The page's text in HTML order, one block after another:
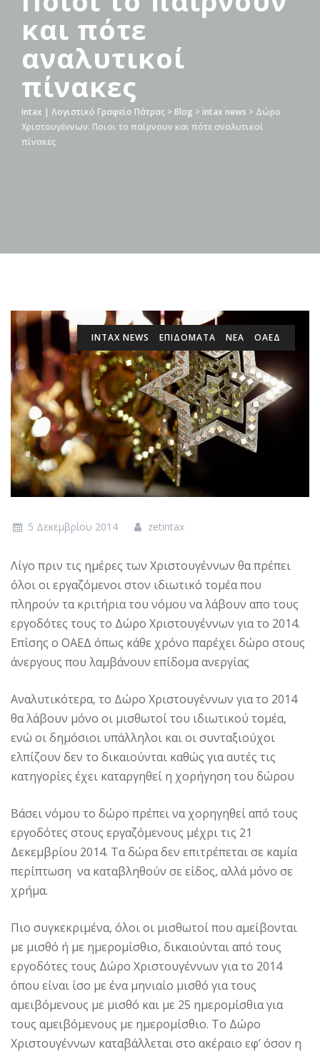
και πότε
αναλυτικοί
πίνακες
Intax | Λογιστικό Γραφείο Πάτρας > Blog > intax news > Δώρο
Χριστουγέννων: Ποιοι το παίρνουν και πότε αναλυτικοί
πίνακες
INTAX NEWS ΕΠΙΔΌΜΑΤΑ ΝΕΑ ΟΑΕΔ
5 Δεκεμβρίου 2014 zetintax
Λίγο πριν τις ημέρες των Χριστουγέννων θα πρέπει
όλοι οι εργαζόμενοι στον ιδιωτικό τομέα που
πληρούν τα κριτήρια του νόμου να λάβουν απο τους
εργοδότες τους το Δώρο Χριστουγέννων για το 2014.
Επίσης ο ΟΑΕΔ όπως κάθε χρόνο παρέχει δώρο στους
άνεργους που λαμβάνουν επίδομα ανεργίας
Αναλυτικότερα, το Δώρο Χριστουγέννων για το 2014
θα λάβουν μόνο οι μισθωτοί του ιδιωτικού τομέα,
ενώ οι δημόσιοι υπάλληλοι και οι συνταξιούχοι
ελπίζουν δεν το δικαιούνται καθώς για αυτές τις
κατηγορίες έχει καταργηθεί η χορήγηση του δώρου
Βάσει νόμου το δώρο πρέπει να χορηγηθεί από τους
εργοδότες στους εργαζόμενους μέχρι τις 21
Δεκεμβρίου 2014. Τα δώρα δεν επιτρέπεται σε καμία
περίπτωση να καταβληθούν σε είδος, αλλά μόνο σε
χρήμα.
Πιο συγκεκριμένα, όλοι οι μισθωτοί που αμείβονται
με μισθό ή με ημερομίσθιο, δικαιούνται από τους
εργοδότες τους Δώρο Χριστουγέννων για το 2014
όπου είναι ίσο με ένα μηνιαίο μισθό για τους
αμειβόμενους με μισθό και με 25 ημερομίσθια για
τους αμειβόμενους με ημερομίσθιο. Το Δώρο
Χριστουγέννων καταβάλλεται στο ακέραιο εφ’ όσον η